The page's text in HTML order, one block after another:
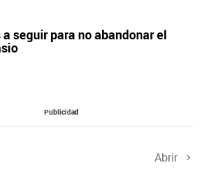
a seguir para no abandonar el
Publicidad
Abrir